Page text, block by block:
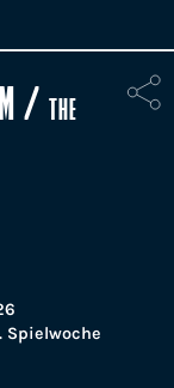
/THE
Spielwoche